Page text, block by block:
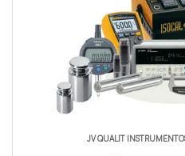
JV QUALIT